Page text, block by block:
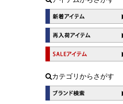
カテゴリからさがす